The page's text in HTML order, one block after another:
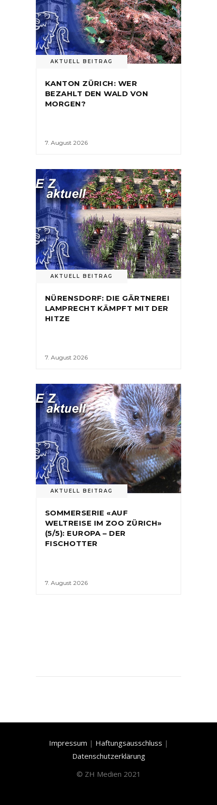
AKTUELL BEITRAG
KANTON ZÜRICH: WER
BEZAHLT DEN WALD VON
MORGEN?
7. August 2026
AKTUELL BEITRAG
NÜRENSDORF: DIE GÄRTNEREI
LAMPRECHT KÄMPFT MIT DER
HITZE
7. August 2026
AKTUELL BEITRAG
SOMMERSERIE «AUF
WELTREISE IM ZOO ZÜRICH»
(5/5): EUROPA – DER
FISCHOTTER
7. August 2026
Impressum | Haftungsausschluss |
Datenschutzerklärung
© ZH Medien 2021